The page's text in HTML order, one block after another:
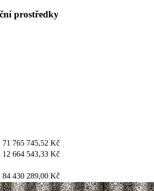
prostředky
71 765 745,52 Kč
12 664 543,33 Kč
84 430 289,00 Kč